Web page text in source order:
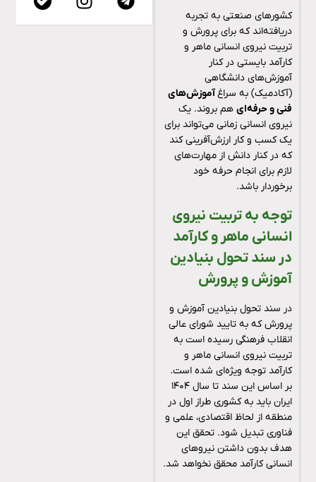
کشورهای صنعتی به تجربه
دریافته‌اند که برای پرورش و
تربیت نیروی انسانی ماهر و
کارآمد بایستی در کنار
آموزش‌های دانشگاهی
(آکادمیک) به سراغآموزش‌های
فنی و حرفه‌ایهم بروند. یک
نیروی انسانی زمانی می‌تواند برای
یک کسب و کار ارزش‌آفرینی کند
که در کنار دانش از مهارت‌های
لازم برای انجام حرفه خود
برخوردار باشد.
توجه به تربیت نیروی
انسانی ماهر و کارآمد
در سند تحول بنیادین
آموزش و پرورش
در سند تحول بنیادین آموزش و
پرورش که به تایید شورای عالی
انقلاب فرهنگی رسیده است به
تربیت نیروی انسانی ماهر و
کارآمد توجه ویژه‌ای شده است.
بر اساس این سند تا سال ۱۴۰۴
ایران باید به کشوری طراز اول در
منطقه از لحاظ اقتصادی، علمی و
فناوری تبدیل شود. تحقق این
هدف بدون داشتن نیروهای
انسانی کارآمد محقق نخواهد شد.